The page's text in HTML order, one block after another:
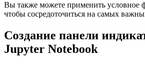
Вы также можете применить условное
чтобы сосредоточиться на самых
Создание панели
Jupyter Notebook